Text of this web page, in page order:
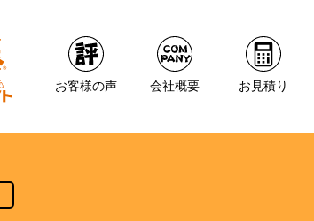
お客様の声 会社概要 お見積り